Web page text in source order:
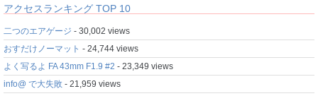
アクセスランキング TOP 10
二つのエアゲージ - 30,002 views
おすだけノーマット - 24,744 views
よく写るよ FA 43mm F1.9 #2 - 23,349 views
info@ で大失敗 - 21,959 views